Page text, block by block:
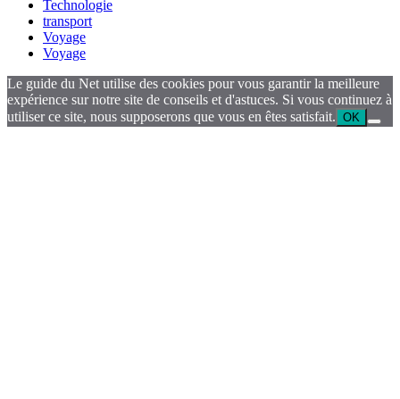
Technologie
transport
Voyage
Voyage
Le guide du Net utilise des cookies pour vous garantir la meilleure
expérience sur notre site de conseils et d'astuces. Si vous continuez à
utiliser ce site, nous supposerons que vous en êtes satisfait. OK